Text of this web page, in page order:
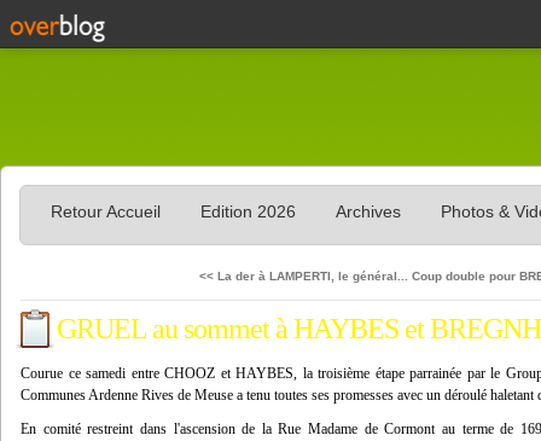
Retour Accueil Edition 2026 Archives Photos &
<< La der à LAMPERTI, le général... Coup double pour
GRUEL au sommet à HAYBES et
Courue ce samedi entre CHOOZ et HAYBES, la troisième étape parrainée par le
Communes Ardenne Rives de Meuse a tenu toutes ses promesses avec un déroulé haletant
En comité restreint dans l'ascension de la Rue Madame de Cormont au terme de